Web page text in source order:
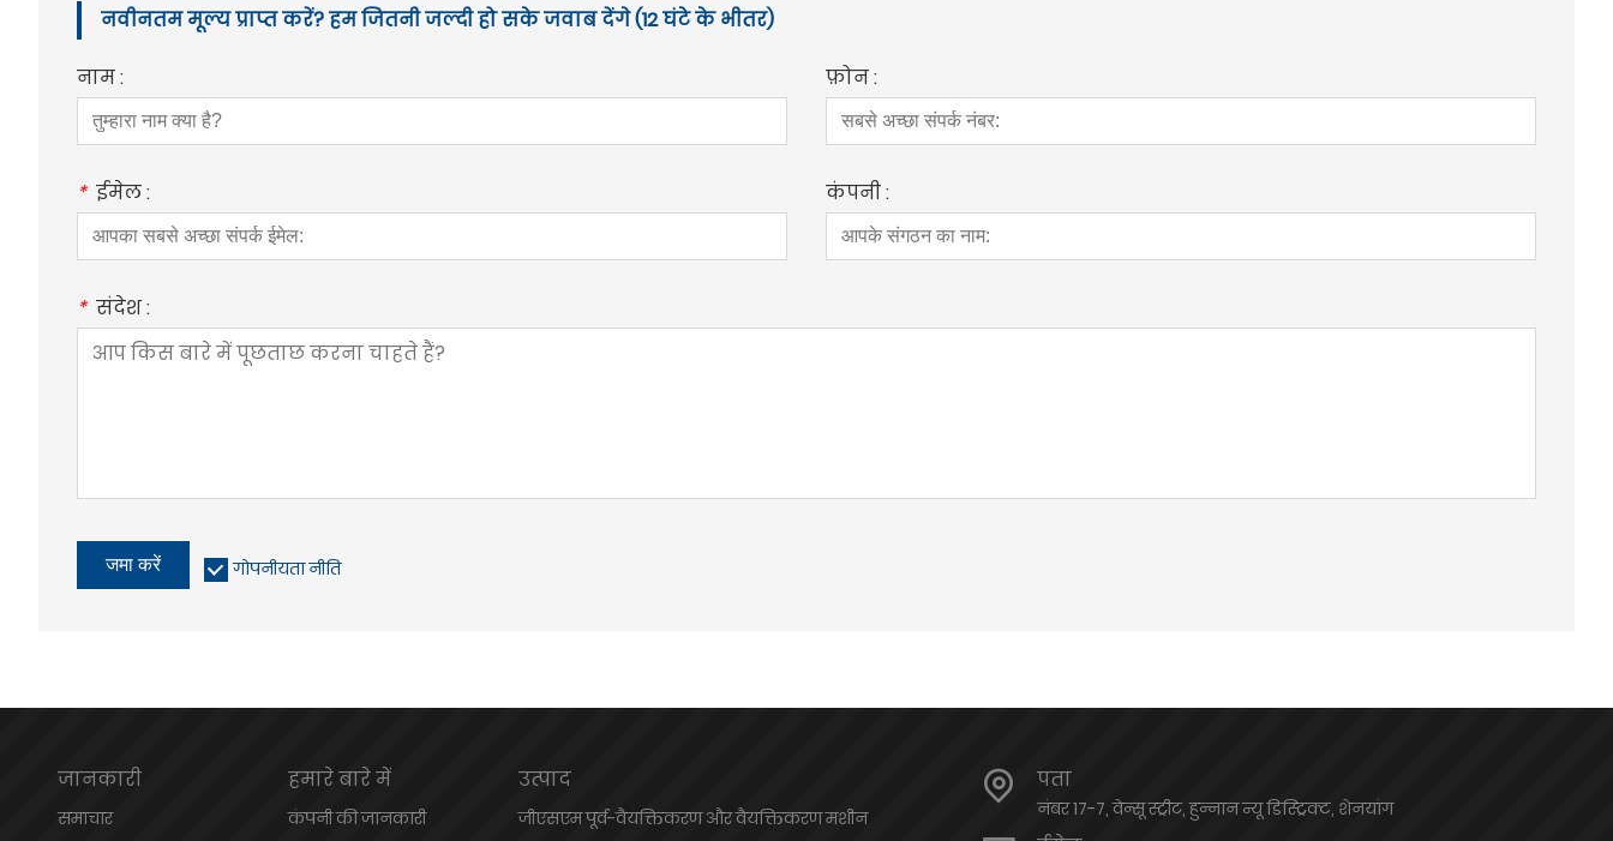
नवीनतम मूल्य प्राप्त करें? हम जितनी जल्दी हो सके जवाब देंगे (12 घंटे के भीतर)
नाम : फ़ोन :
* ईमेल : कंपनी :
* संदेश :
जमा करें गोपनीयता नीति
जानकारी
समाचार
हमारे बारे में
कंपनी की जानकारी
उत्पाद
जीएसएम पूर्व-वैयक्तिकरण और वैयक्तिकरण मशीन
पता
नंबर 17-7, वेन्सू स्ट्रीट, हुन्नान न्यू डिस्ट्रिक्ट, शेनयांग